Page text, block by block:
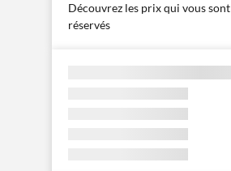
Découvrez les prix qui vous sont
réservés